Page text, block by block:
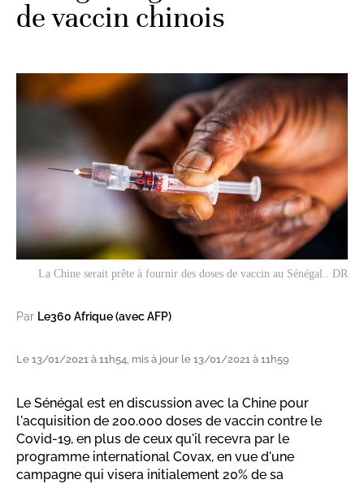
de vaccin chinois
La Chine serait prête à fournir des doses de vaccin au Sénégal.. DR
Par Le360 Afrique (avec AFP)
Le 13/01/2021 à 11h54, mis à jour le 13/01/2021 à 11h59
Le Sénégal est en discussion avec la Chine pour
l'acquisition de 200.000 doses de vaccin contre le
Covid-19, en plus de ceux qu'il recevra par le
programme international Covax, en vue d'une
campagne qui visera initialement 20% de sa